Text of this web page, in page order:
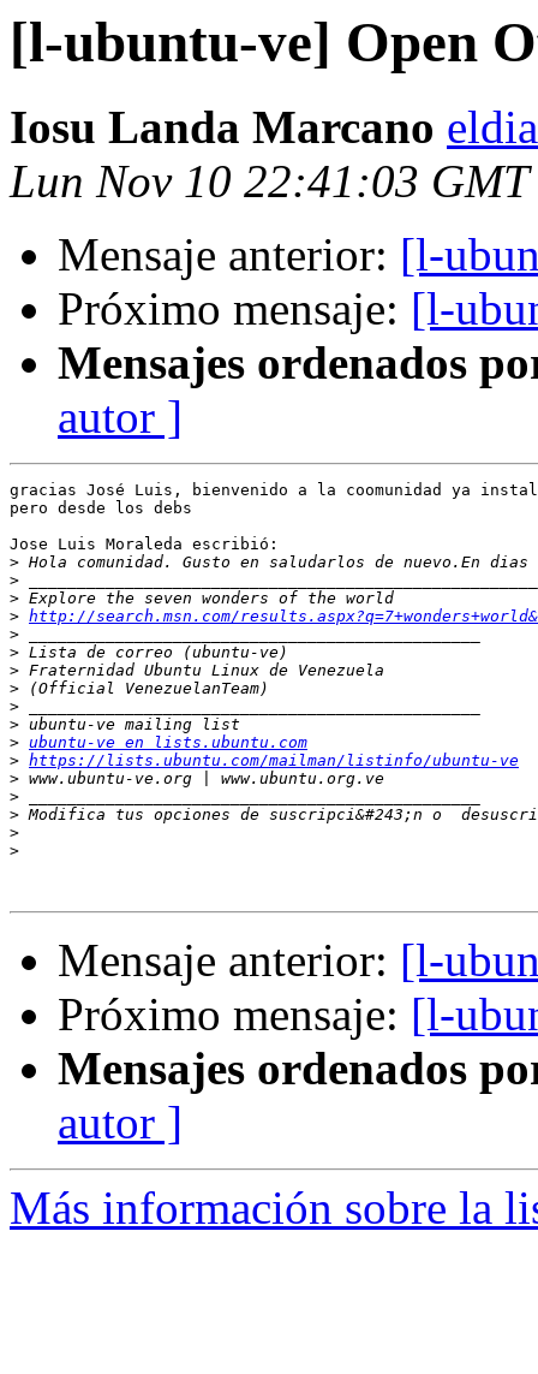
[l-ubuntu-ve] Open
Iosu Landa Marcano
Lun Nov 10 22:41:03
Mensaje anterior: [l-
Próximo mensaje: [l-
Mensajes ordenados
autor ]
gracias José Luis, bienvenido a la coomunidad ya
pero desde los debs
Jose Luis Moraleda escribió:
> Hola comunidad. Gusto en saludarlos de nuevo.En
>
>
> http://search.msn.com/
>
>
>
>
>
>
> ubuntu-ve en lists.ubuntu.com
> https://lists.ubuntu.com/mailman/listinfo/ubuntu-ve
>
>
> Modifica tus opciones de suscripci&#243;n o
>
>
Mensaje anterior: [l-
Próximo mensaje: [l-
Mensajes ordenados
autor ]
Más información sobre la